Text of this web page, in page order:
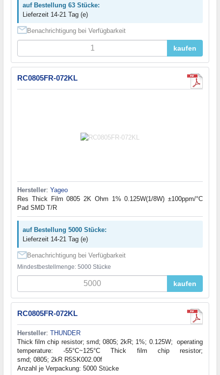
auf Bestellung 63 Stücke:
Lieferzeit 14-21 Tag (e)
Benachrichtigung bei Verfügbarkeit
kaufen
RC0805FR-072KL
Hersteller: Yageo
Res Thick Film 0805 2K Ohm 1% 0.125W(1/8W) ±100ppm/°C
Pad SMD T/R
auf Bestellung 5000 Stücke:
Lieferzeit 14-21 Tag (e)
Benachrichtigung bei Verfügbarkeit
Mindestbestellmenge: 5000 Stücke
kaufen
RC0805FR-072KL
Hersteller: THUNDER
Thick film chip resistor; smd; 0805; 2kR; 1%; 0.125W; operating
temperature: -55°C~125°C Thick film chip resistor;
smd; 0805; 2kR R5SK002.00f
Anzahl je Verpackung: 5000 Stücke